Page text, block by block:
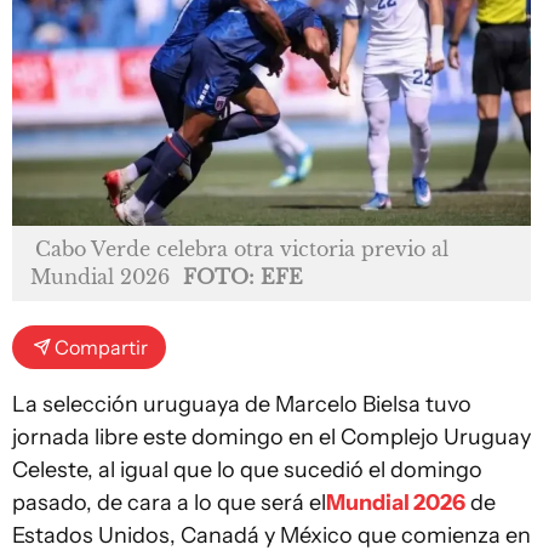
Cabo Verde celebra otra victoria previo al
Mundial 2026 FOTO: EFE
Compartir
La selección uruguaya de Marcelo Bielsa tuvo
jornada libre este domingo en el Complejo Uruguay
Celeste, al igual que lo que sucedió el domingo
pasado, de cara a lo que será elMundial 2026de
Estados Unidos, Canadá y México que comienza en